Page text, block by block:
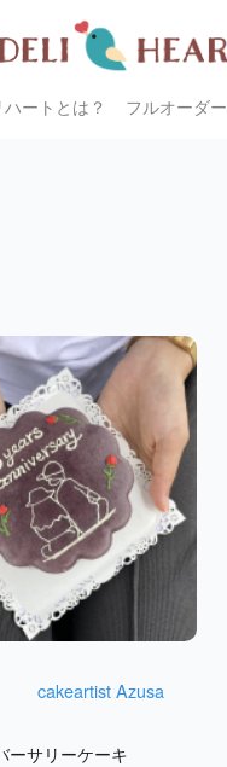
ートとは？ フルオーダー
cakeartist Azusa
ーサリーケーキ